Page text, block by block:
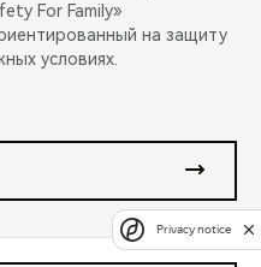
For Family»
на защиту
условиях.
Privacy notice